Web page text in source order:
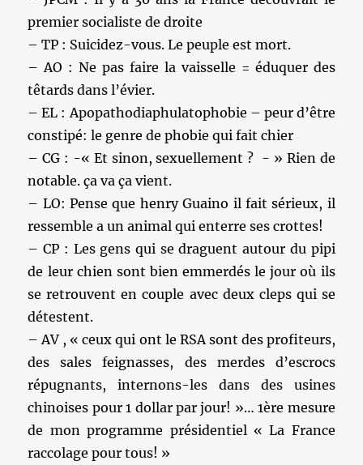
premier socialiste de droite
– TP : Suicidez-vous. Le peuple est mort.
– AO : Ne pas faire la vaisselle = éduquer des
têtards dans l’évier.
– EL : Apopathodiaphulatophobie – peur d’être
constipé: le genre de phobie qui fait chier
– CG : -« Et sinon, sexuellement ? - » Rien de
notable. ça va ça vient.
– LO: Pense que henry Guaino il fait sérieux, il
ressemble a un animal qui enterre ses crottes!
– CP : Les gens qui se draguent autour du pipi
de leur chien sont bien emmerdés le jour où ils
se retrouvent en couple avec deux cleps qui se
détestent.
– AV , « ceux qui ont le RSA sont des profiteurs,
des sales feignasses, des merdes d’escrocs
répugnants, internons-les dans des usines
chinoises pour 1 dollar par jour! »… 1ère mesure
de mon programme présidentiel « La France
raccolage pour tous! »